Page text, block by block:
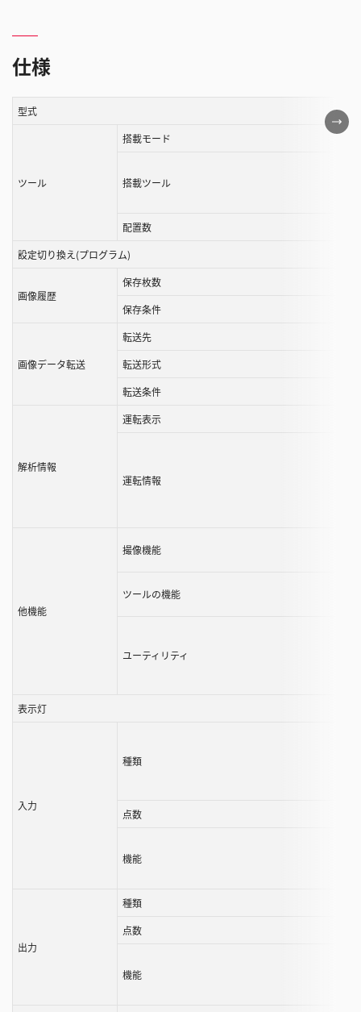
仕様
こ
の
型式
ツール
搭載モード
搭載ツール
配置数
設定切り換え(プログラム)
画像履歴
保存枚数
保存条件
画像データ転送
転送先
転送形式
転送条件
解析情報
運転表示
運転情報
他機能
撮像機能
ツールの機能
ユーティリティ
表示灯
入力
種類
点数
機能
出力
種類
点数
機能